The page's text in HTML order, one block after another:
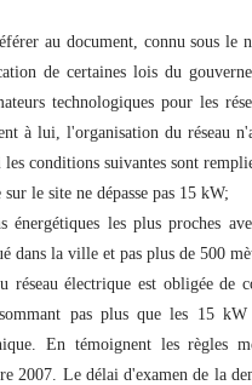
au document, connu sous le
de certaines lois du
technologiques pour les
à lui, l'organisation du réseau
conditions suivantes sont
le site ne dépasse pas 15 kW;
les plus proches
dans la ville et pas plus de 500
réseau électrique est obligée de
pas plus que les 15 kW
En témoignent les règles
2007. Le délai d'examen de la